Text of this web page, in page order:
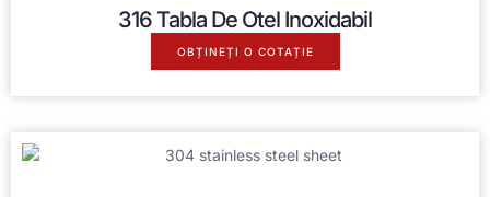
316 Tabla De Otel Inoxidabil
OBȚINEȚI O COTAȚIE